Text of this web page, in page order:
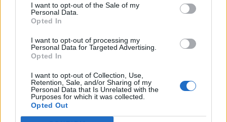
I want to opt-out of the Sale of my
Personal Data.
Opted In
I want to opt-out of processing my
Personal Data for Targeted Advertising.
Opted In
I want to opt-out of Collection, Use,
Retention, Sale, and/or Sharing of my
Personal Data that Is Unrelated with the
Purposes for which it was collected.
Opted Out
8 Αυγούστου 2026 08:25